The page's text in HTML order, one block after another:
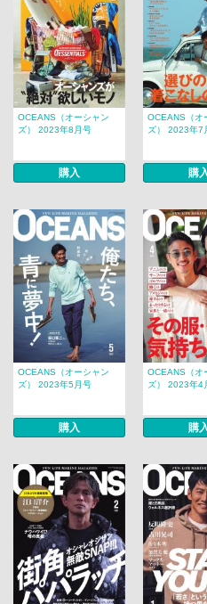
OCEANS（オーシャン
ズ） 2023年8月号
購入
OCEANS（オ
ズ） 2023年7
購
OCEANS（オーシャン
ズ） 2023年5月号
購入
OCEANS（オ
ズ） 2023年4
購